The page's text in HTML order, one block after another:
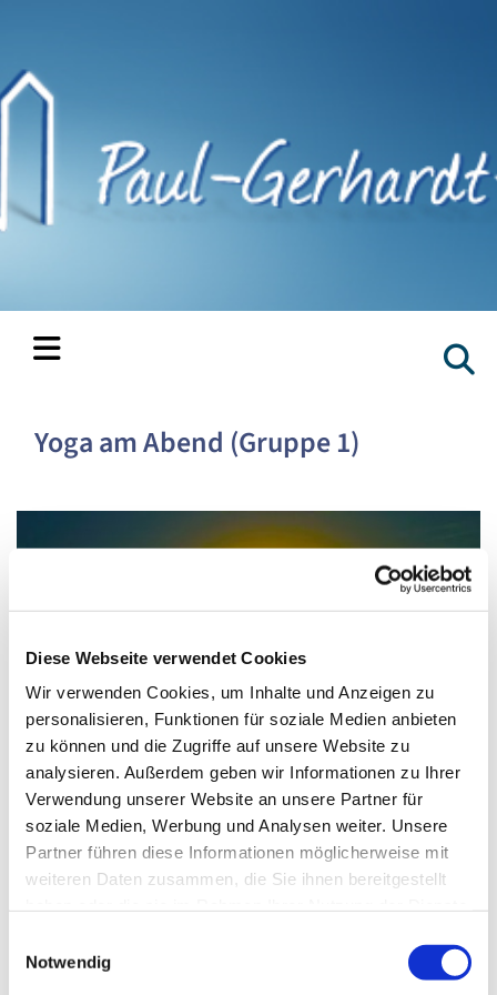
Diese Webseite verwendet Cookies
Wir verwenden Cookies, um Inhalte und Anzeigen zu
personalisieren, Funktionen für soziale Medien anbieten
zu können und die Zugriffe auf unsere Website zu
analysieren. Außerdem geben wir Informationen zu Ihrer
Verwendung unserer Website an unsere Partner für
soziale Medien, Werbung und Analysen weiter. Unsere
Partner führen diese Informationen möglicherweise mit
weiteren Daten zusammen, die Sie ihnen bereitgestellt
Notwendig
Yoga am Abend (Gruppe 1)
Montag, 12. April 2027, 18:00 - 19:15 Uhr
Gemeindesaal, Ivensring 9, 24149 Kiel